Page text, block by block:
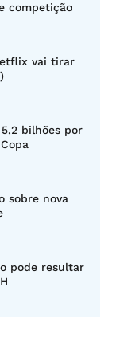
competição
vai tirar
bilhões por
sobre nova
pode resultar